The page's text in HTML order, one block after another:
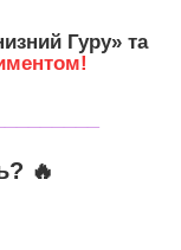
Гуру» та
🔥